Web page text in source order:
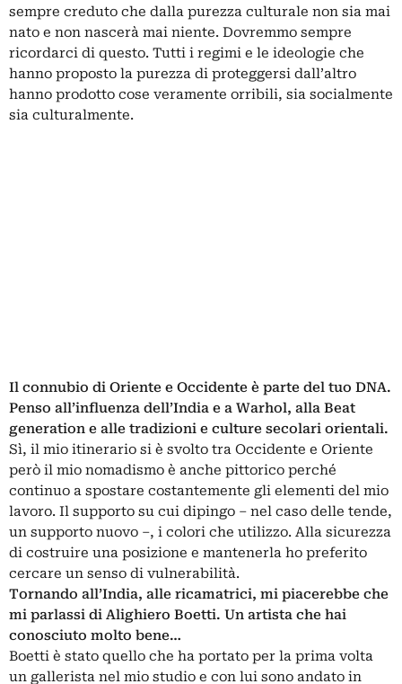
sempre creduto che dalla purezza culturale non sia mai
nato e non nascerà mai niente. Dovremmo sempre
ricordarci di questo. Tutti i regimi e le ideologie che
hanno proposto la purezza di proteggersi dall’altro
hanno prodotto cose veramente orribili, sia socialmente
sia culturalmente.
Il connubio di Oriente e Occidente è parte del tuo DNA.
Penso all’influenza dell’India e a Warhol, alla Beat
generation e alle tradizioni e culture secolari orientali.
Sì, il mio itinerario si è svolto tra Occidente e Oriente
però il mio nomadismo è anche pittorico perché
continuo a spostare costantemente gli elementi del mio
lavoro. Il supporto su cui dipingo – nel caso delle tende,
un supporto nuovo –, i colori che utilizzo. Alla sicurezza
di costruire una posizione e mantenerla ho preferito
cercare un senso di vulnerabilità.
Tornando all’India, alle ricamatrici, mi piacerebbe che
mi parlassi di Alighiero Boetti. Un artista che hai
conosciuto molto bene…
Boetti è stato quello che ha portato per la prima volta
un gallerista nel mio studio e con lui sono andato in